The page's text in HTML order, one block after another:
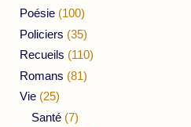
Poésie (100)
Policiers (35)
Recueils (110)
Romans (81)
Vie (25)
Santé (7)